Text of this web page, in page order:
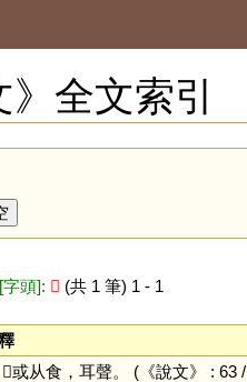
》全文索引
頭]: 𩱓 (共 1 筆) 1 - 1
或从食，耳聲。 (《說文》 : 63 /